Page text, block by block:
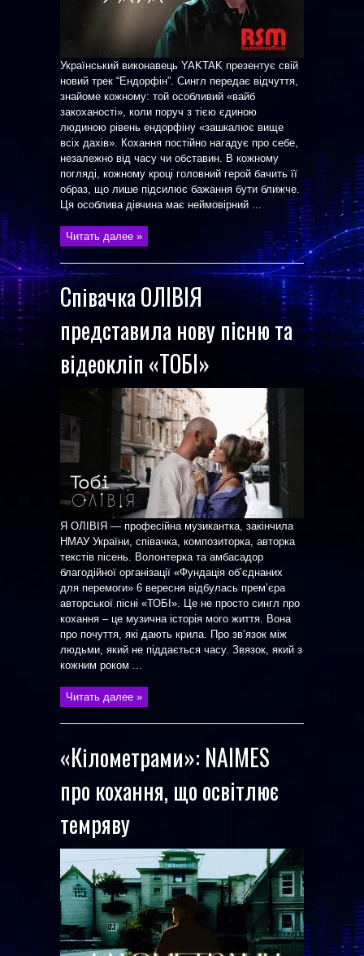
Український виконавець YAKTAK презентує свій
новий трек “Ендорфін”. Сингл передає відчуття,
знайоме кожному: той особливий «вайб
закоханості», коли поруч з тією єдиною
людиною рівень ендорфіну «зашкалює вище
всіх дахів». Кохання постійно нагадує про себе,
незалежно від часу чи обставин. В кожному
погляді, кожному кроці головний герой бачить її
образ, що лише підсилює бажання бути ближче.
Ця особлива дівчина має неймовірний ...
Читать далее »
Співачка ОЛІВІЯ
представила нову пісню та
відеокліп «ТОБІ»
Я ОЛІВІЯ — професійна музикантка, закінчила
НМАУ України, співачка, композиторка, авторка
текстів пісень. Волонтерка та амбасадор
благодійної організації «Фундація обʼєднаних
для перемоги» 6 вересня відбулась премʼєра
авторської пісні «ТОБІ». Це не просто сингл про
кохання – це музична історія мого життя. Вона
про почуття, які дають крила. Про зв’язок між
людьми, який не піддається часу. Звязок, який з
кожним роком ...
Читать далее »
«Кілометрами»: NAIMES
про кохання, що освітлює
темряву